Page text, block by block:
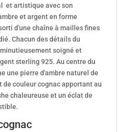
et artistique avec son
et argent en forme
d'une chaîne à mailles fines
Chacun des détails du
soigné et
sterling 925. Au centre du
une pierre d'ambre naturel de
de couleur cognac apportant au
chaleureuse et un éclat de